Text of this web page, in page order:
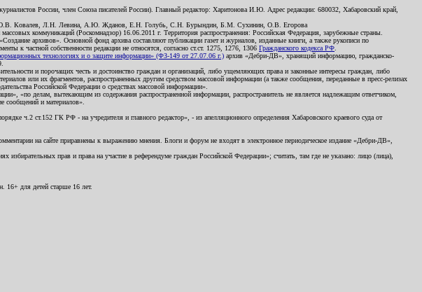
России, член Союза писателей России). Главный редактор: Харитонова И.Ю. Адрес редакции: 680032, Хабаровский край,
Ю.В. Ковалев, Л.Н. Левина, А.Ю. Жданов, Е.Н. Голубь, С.Н. Бурындин, Б.М. Сухинин, О.В. Егорова
коммуникаций (Роскомнадзор) 16.06.2011 г. Территория распространения: Российская Федерация, зарубежные страны.
«Создание архивов». Основной фонд архива составляют публикации газет и журналов, изданные книги, а также рукописи по
к частной собственности редакции не относятся, согласно ст.ст. 1275, 1276, 1306 Гражданского кодекса РФ
технологиях и о защите информации» (ФЗ-149 от 27.07.06 г.) архив «Дебри-ДВ», хранящий информацию, гражданско-
и порочащих честь и достоинство граждан и организаций, либо ущемляющих права и законные интересы граждан, либо
или их фрагментов, распространенных другим средством массовой информации (а также сообщения, переданные в пресс-релизах
Российской Федерации о средствах массовой информации».
«по делам, вытекающим из содержания распространенной информации, распространитель не является надлежащим ответчиком,
сообщений и материалов».
ч.2 ст.152 ГК РФ - на учредителя и главного редактор», - из апелляционного определения Хабаровского краевого суда от
на сайте приравнены к выражению мнения. Блоги и форум не входят в электронное периодическое издание «Дебри-ДВ»,
прав и права на участие в референдуме граждан Российской Федерации»; считать, там где не указано: лицо (лица),
16+ для детей старше 16 лет.